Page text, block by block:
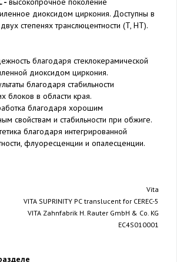
диоксидом циркония. Доступны в
степенях транслюцентности (T, HT).
благодаря стеклокерамической
диоксидом циркония.
благодаря стабильности
блоков в области края.
благодаря хорошим
свойствам и стабильности при обжиге.
благодаря интегрированной
флуоресценции и опалесценции.
Vita
VITA SUPRINITY PC translucent for CEREC-5
VITA Zahnfabrik H. Rauter GmbH & Co. KG
EC4S010001